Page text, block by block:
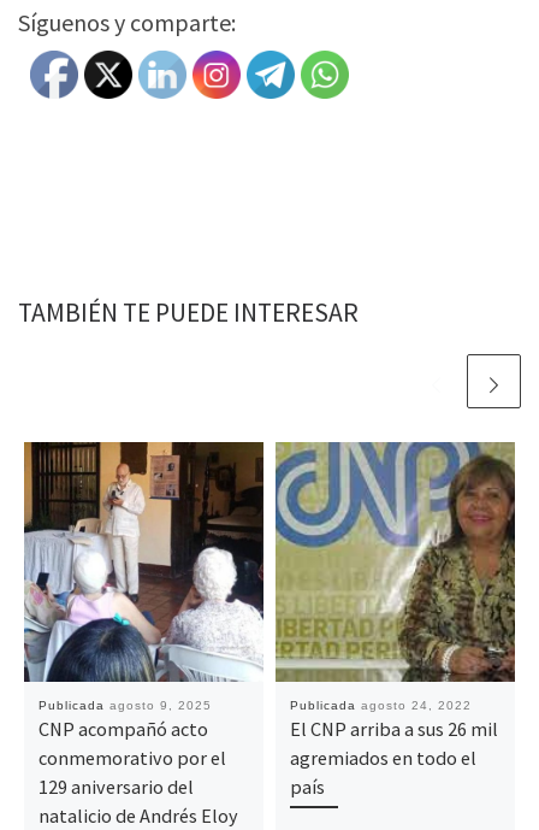
Síguenos y comparte:
TAMBIÉN TE PUEDE INTERESAR
Publicada agosto 9, 2025
CNP acompañó acto
conmemorativo por el
129 aniversario del
natalicio de Andrés Eloy
Publicada agosto 24, 2022
El CNP arriba a sus 26 mil
agremiados en todo el
país